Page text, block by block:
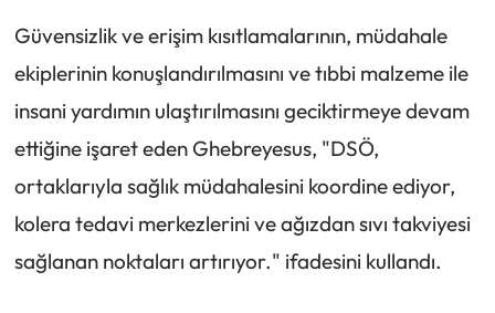
Güvensizlik ve erişim kısıtlamalarının, müdahale
ekiplerinin konuşlandırılmasını ve tıbbi malzeme ile
insani yardımın ulaştırılmasını geciktirmeye devam
ettiğine işaret eden Ghebreyesus, "DSÖ,
ortaklarıyla sağlık müdahalesini koordine ediyor,
kolera tedavi merkezlerini ve ağızdan sıvı takviyesi
sağlanan noktaları artırıyor." ifadesini kullandı.